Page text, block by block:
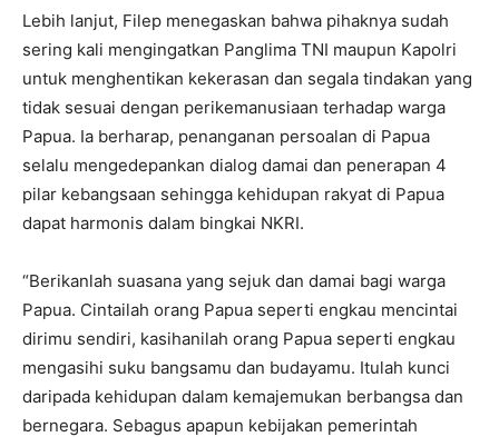
Lebih lanjut, Filep menegaskan bahwa pihaknya sudah
sering kali mengingatkan Panglima TNI maupun Kapolri
untuk menghentikan kekerasan dan segala tindakan yang
tidak sesuai dengan perikemanusiaan terhadap warga
Papua. Ia berharap, penanganan persoalan di Papua
selalu mengedepankan dialog damai dan penerapan 4
pilar kebangsaan sehingga kehidupan rakyat di Papua
dapat harmonis dalam bingkai NKRI.
“Berikanlah suasana yang sejuk dan damai bagi warga
Papua. Cintailah orang Papua seperti engkau mencintai
dirimu sendiri, kasihanilah orang Papua seperti engkau
mengasihi suku bangsamu dan budayamu. Itulah kunci
daripada kehidupan dalam kemajemukan berbangsa dan
bernegara. Sebagus apapun kebijakan pemerintah